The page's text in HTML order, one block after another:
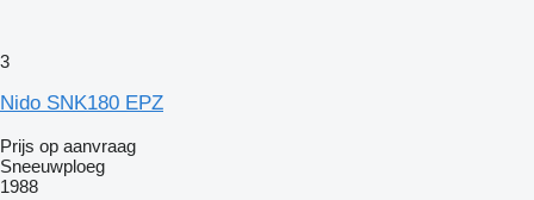
3
Nido SNK180 EPZ
Prijs op aanvraag
Sneeuwploeg
1988